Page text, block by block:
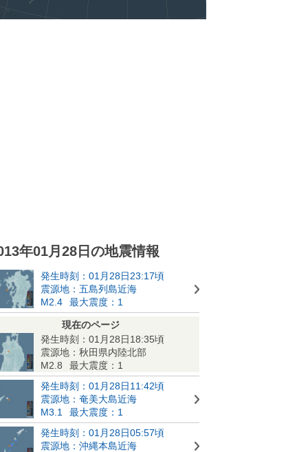
年01月28日の地震情報
発生時刻：01月28日23:17頃
震源地：五島列島近海
M2.4
最大震度：1
現在のページ
発生時刻：01月28日18:35頃
震源地：秋田県内陸北部
M2.8
最大震度：1
発生時刻：01月28日11:42頃
震源地：奄美大島近海
M3.1
最大震度：1
発生時刻：01月28日05:57頃
震源地：沖縄本島近海